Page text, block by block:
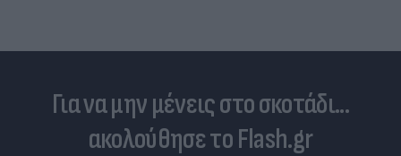
Για να μην μένεις στο σκοτάδι...
ακολούθησε το Flash.gr